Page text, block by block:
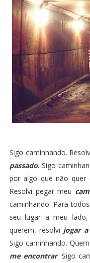
Sigo caminhando.
passado. Sigo
por algo que não quer
Resolvi pegar meu
caminhando. Para
seu lugar a meu lado,
querem, resolvi jogar
Sigo caminhando.
me encontrar. Sigo